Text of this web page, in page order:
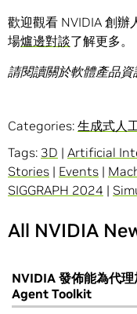
歡迎觀看 NVIDIA 創辦
場爐邊對談了解更多。
請閱讀關於軟體產品資
Categories: 生成式人
Tags: 3D | Artificial
Stories | Events |
SIGGRAPH 2024 |
All NVIDIA
NVIDIA 發佈能為代
Agent Toolkit